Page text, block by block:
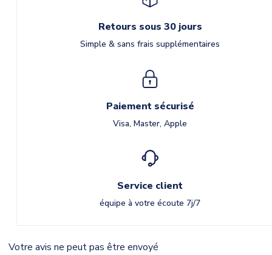
Retours sous 30 jours
Simple & sans frais supplémentaires
Paiement sécurisé
Visa, Master, Apple
Service client
équipe à votre écoute 7j/7
Votre avis ne peut pas être envoyé